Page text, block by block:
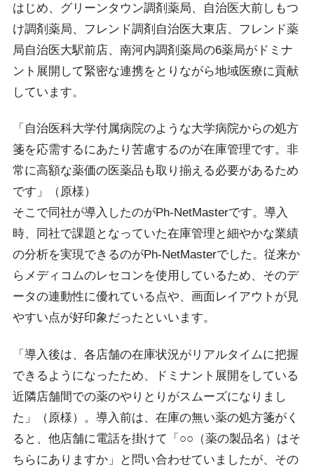
はじめ、グリーンタウン調剤薬局、自治医大前しもつ
け調剤薬局、フレンド調剤自治医大東店、フレンド薬
局自治医大駅前店、南河内調剤薬局の6薬局がドミナ
ント展開して緊密な連携をとりながら地域医療に貢献
しています。
「自治医科大学付属病院のような大学病院からの処方
箋を応需するにあたり苦慮するのが在庫管理です。非
常に高額な薬価の医薬品も取り揃える必要があるため
です」（原様）
そこで同社が導入したのがPh-NetMasterです。導入
時、同社で課題となっていた在庫管理と細やかな業績
の分析を実現できるのがPh-NetMasterでした。従来か
らメディコムのレセコンを使用しているため、そのデ
ータの連動性に優れている点や、画面レイアウトが見
やすい点が好印象だったといいます。
「導入後は、各店舗の在庫状況がリアルタイムに把握
できるようになったため、ドミナント展開をしている
近隣店舗間での薬のやりとりがスムーズになりまし
た」（原様）。導入前は、在庫の無い薬の処方箋がく
ると、他店舗に電話を掛けて「○○（薬の製品名）はそ
ちらにありますか」と問い合わせていましたが、その